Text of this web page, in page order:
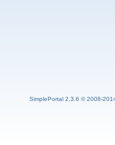
SimplePortal 2.3.6 © 2008-